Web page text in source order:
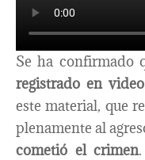
Se ha confirmado
registrado en video
este material, que
plenamente al
cometió el crimen